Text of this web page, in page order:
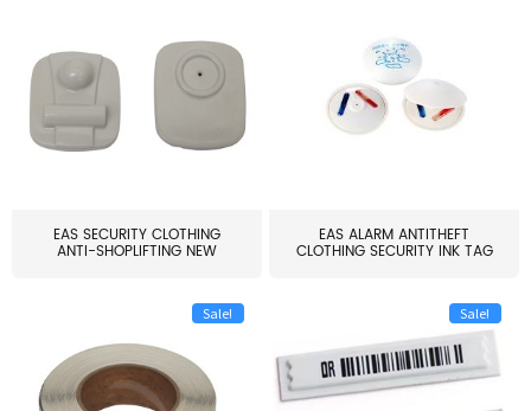
EAS SECURITY CLOTHING
ANTI-SHOPLIFTING NEW
EAS ALARM ANTITHEFT
CLOTHING SECURITY INK TAG
Sale! Sale!